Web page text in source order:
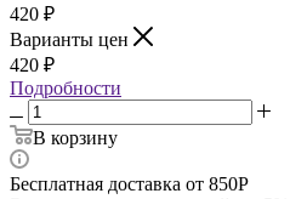
420 ₽
Варианты цен
420 ₽
Подробности
В корзину
Бесплатная доставка от 850Р